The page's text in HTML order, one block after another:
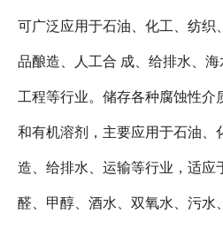
可广泛应用于石油、化工、纺织
品酿造、人工合 成、给排水、
工程等行业。储存各种腐蚀性介
和有机溶剂，主要应用于石油、
造、给排水、运输等行业，适应
醛、甲醇、酒水、双氧水、污水